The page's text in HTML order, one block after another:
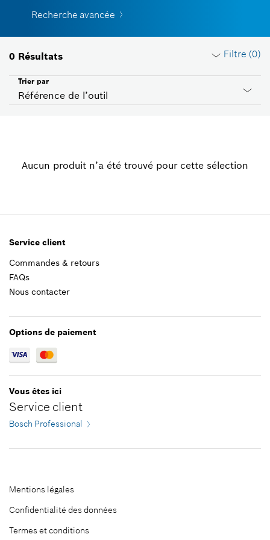
Recherche avancée
0 Résultats Filtre (0)
Référence de l’outil
Trier par
Catégorie de produits
Fermer filtres
Aucun produit n’a été trouvé pour cette sélection
Service client
Commandes & retours
FAQs
Nous contacter
Options de paiement
Vous êtes ici
Service client
Bosch Professional
Mentions légales
Confidentialité des données
Termes et conditions